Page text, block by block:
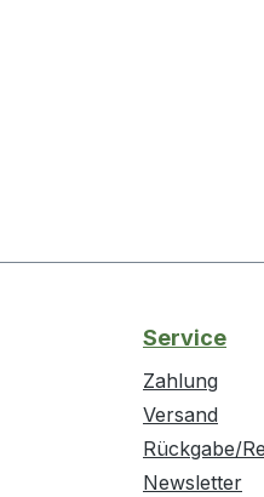
Service
Zahlung
Versand
Rückgabe/
Newsletter